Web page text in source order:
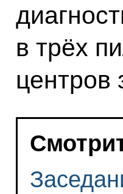
в трёх
центров